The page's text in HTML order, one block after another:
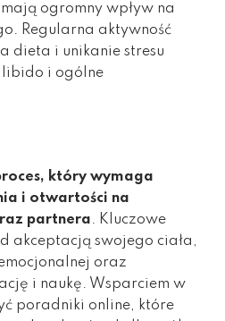
ogromny wpływ na
Regularna aktywność
dieta i unikanie stresu
i ogólne
który wymaga
i otwartości na
partnera. Kluczowe
akceptacją swojego ciała,
oraz
i naukę. Wsparciem w
poradniki online, które